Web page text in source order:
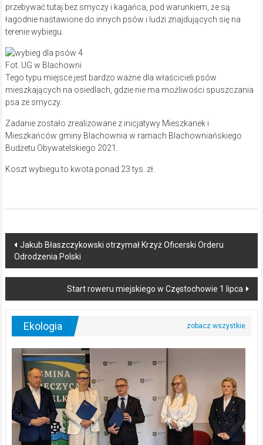
przebywać tutaj bez smyczy i kagańca, pod warunkiem, że są
łagodnie nastawione do innych psów i ludzi znajdujących się na
terenie wybiegu.
Fot. UG w Blachowni
Tego typu miejsce jest bardzo ważne dla właścicieli psów
mieszkających na osiedlach, gdzie nie ma możliwości spuszczania
psa ze smyczy.
Zadanie zostało zrealizowane z inicjatywy Mieszkanek i
Mieszkańców gminy Blachownia w ramach Blachowniańskiego
Budżetu Obywatelskiego 2021.
Koszt wybiegu to kwota ponad 23 tys. zł.
Post
navigation
Jakub Błaszczykowski otrzymał Krzyż Oficerski Orderu
Odrodzenia Polski
Start roweru miejskiego w Częstochowie 1 lipca
Ekologia